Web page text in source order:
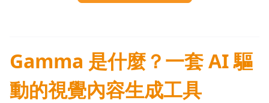
功能2：大量範本＋一鍵換膚功能
功能5：內建分析工具
Gamma 3.0 更新了什麼？從簡報工具變成 AI 設計夥伴
Gamma Agent：用聊天的方式改整份簡報
Gamma 是什麼？一套 AI 驅
動的視覺內容生成工具